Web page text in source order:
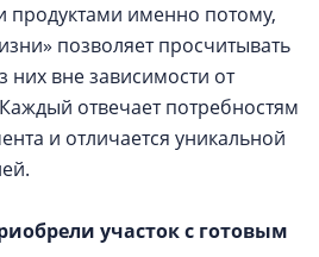
именно потому,
позволяет просчитывать
них вне зависимости от
отвечает потребностям
и отличается уникальной
участок с готовым